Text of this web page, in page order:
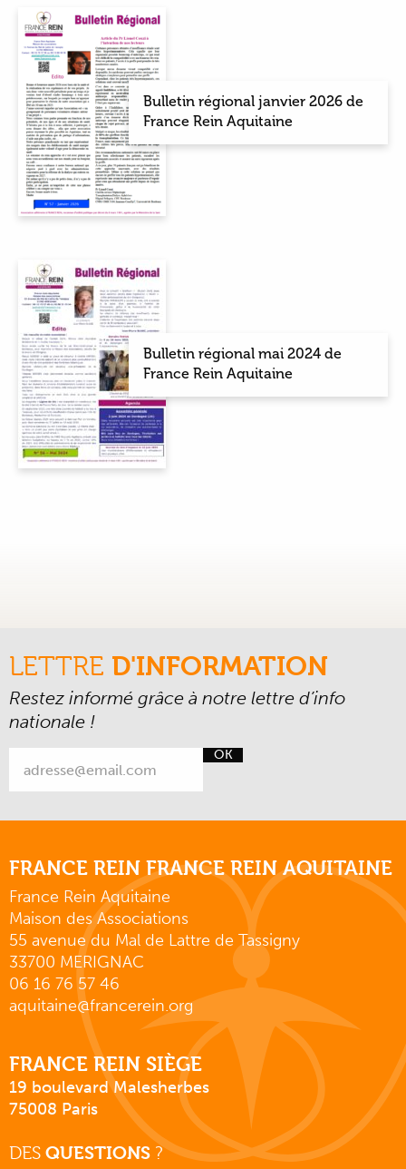
Bulletin régional janvier 2026 de
France Rein Aquitaine
Bulletin régional mai 2024 de
France Rein Aquitaine
LETTRE D'INFORMATION
Restez informé grâce à notre lettre d’info
nationale !
OK
FRANCE REIN FRANCE REIN AQUITAINE
France Rein Aquitaine
Maison des Associations
55 avenue du Mal de Lattre de Tassigny
33700 MERIGNAC
06 16 76 57 46
aquitaine@francerein.org
FRANCE REIN SIÈGE
19 boulevard Malesherbes
75008 Paris
DES QUESTIONS ?